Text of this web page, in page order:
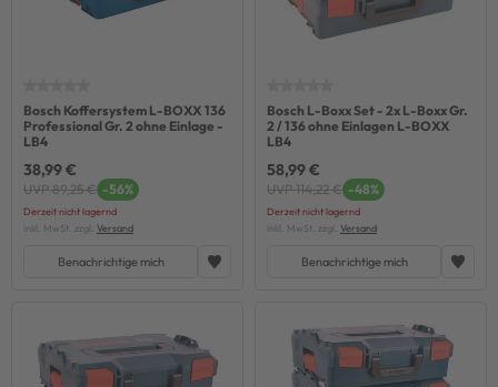
Bosch Koffersystem L-BOXX 136
Professional Gr. 2 ohne Einlage -
LB4
38,99 €
UVP 89,25 € -56%
Derzeit nicht lagernd
inkl. MwSt. zzgl. Versand
Benachrichtige mich
Bosch L-Boxx Set - 2x L-Boxx Gr.
2 / 136 ohne Einlagen L-BOXX
LB4
58,99 €
UVP 114,22 € -48%
Derzeit nicht lagernd
inkl. MwSt. zzgl. Versand
Benachrichtige mich